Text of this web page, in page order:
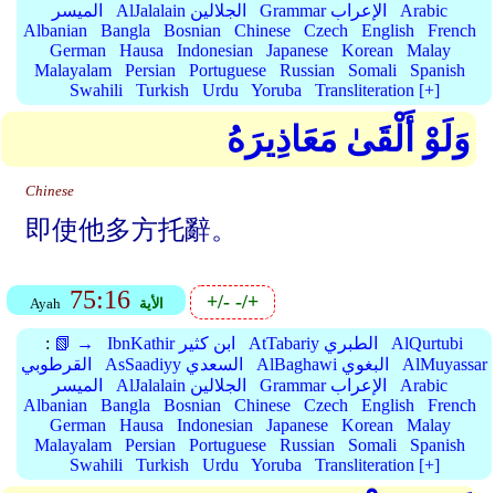
الميسر
AlJalalain الجلالين Grammar الإعراب
Arabic
Albanian
Bangla Bosnian Chinese Czech English
French
German
Hausa Indonesian Japanese Korean
Malay
Malayalam
Persian Portuguese Russian Somali
Spanish
Swahili
Turkish Urdu Yoruba Transliteration [+]
وَلَوْ أَلْقَىٰ مَعَاذِيرَهُ
Chinese
即使他多方托辭。
Ayah 75:16 الأية +/--/+
: 📗 → IbnKathir ابن كثير AtTabariy الطبري
AlQurtubi
القرطوبي
AsSaadiyy السعدي AlBaghawi البغوي
AlMuyassar
الميسر
AlJalalain الجلالين Grammar الإعراب
Arabic
Albanian
Bangla Bosnian Chinese Czech English
French
German
Hausa Indonesian Japanese Korean
Malay
Malayalam
Persian Portuguese Russian Somali
Spanish
Swahili
Turkish Urdu Yoruba Transliteration [+]